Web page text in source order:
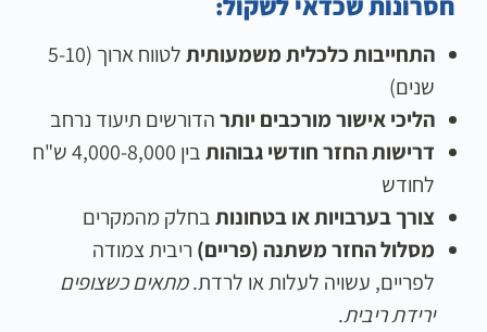
התחייבות כלכלית משמעותית
לטווח ארוך (5-10
שנים)
הליכי אישור מורכבים יותרהדורשים תיעוד נרחב
דרישות החזר חודשי גבוהות
בין 4,000-8,000 ש"ח
לחודש
צורך בערבויות או בטחונותבחלק מהמקרים
מסלול החזר משתנה (פריים) ריבית צמודה
לפריים, עשויה לעלות או לרדת.מתאים כשצופים
ירידת ריבית.